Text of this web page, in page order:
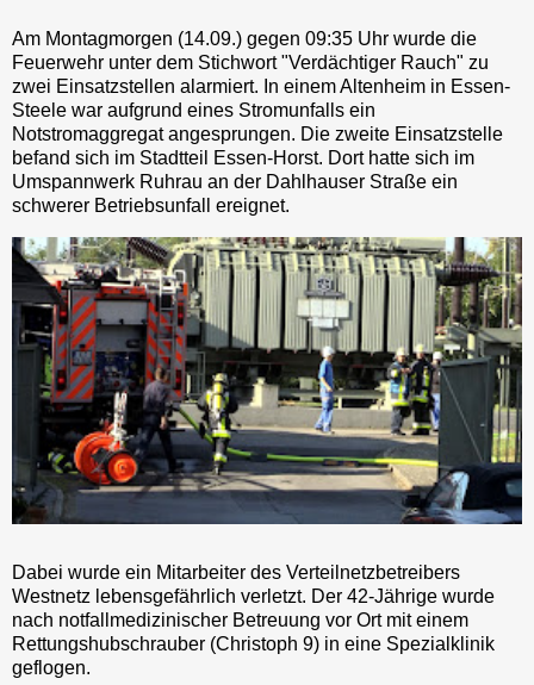
Am Montagmorgen (14.09.) gegen 09:35 Uhr wurde die
Feuerwehr unter dem Stichwort "Verdächtiger Rauch" zu
zwei Einsatzstellen alarmiert. In einem Altenheim in Essen-
Steele war aufgrund eines Stromunfalls ein
Notstromaggregat angesprungen. Die zweite Einsatzstelle
befand sich im Stadtteil Essen-Horst. Dort hatte sich im
Umspannwerk Ruhrau an der Dahlhauser Straße ein
schwerer Betriebsunfall ereignet.
Dabei wurde ein Mitarbeiter des Verteilnetzbetreibers
Westnetz lebensgefährlich verletzt. Der 42-Jährige wurde
nach notfallmedizinischer Betreuung vor Ort mit einem
Rettungshubschrauber (Christoph 9) in eine Spezialklinik
geflogen.